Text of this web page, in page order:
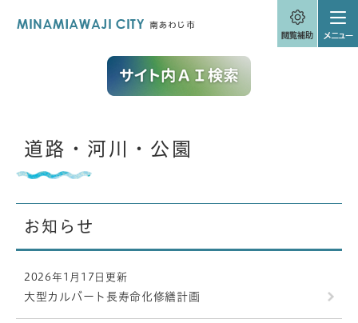
文道路・河川・公園
お知らせ
2026年1月17日更新
大型カルバート長寿命化修繕計画